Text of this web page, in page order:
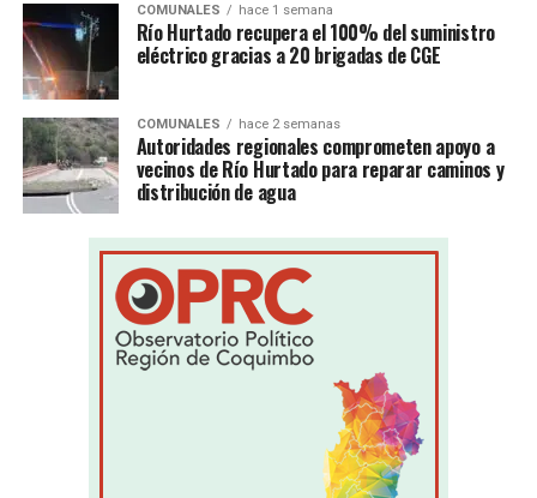
COMUNALES hace 1 semana
Río Hurtado recupera el 100% del suministro
eléctrico gracias a 20 brigadas de CGE
COMUNALES hace 2 semanas
Autoridades regionales comprometen apoyo a
vecinos de Río Hurtado para reparar caminos y
distribución de agua